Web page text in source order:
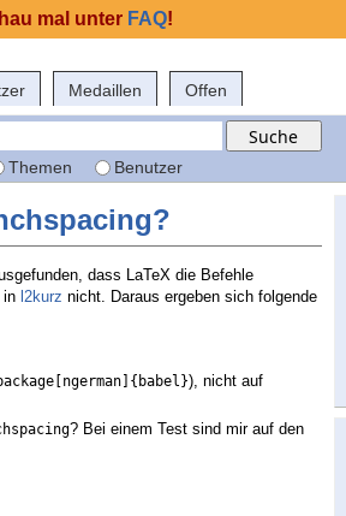
Medaillen Offen
Themen Benutzer
dass LaTeX die Befehle
in l2kurz nicht. Daraus ergeben sich folgende
), nicht auf
? Bei einem Test sind mir auf den
mal unter FAQ!